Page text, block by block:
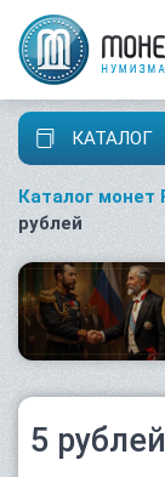
КАТАЛОГ
Каталог монет
рублей
5